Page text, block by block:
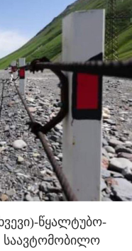
წყალტუბო-
საავტომობილო